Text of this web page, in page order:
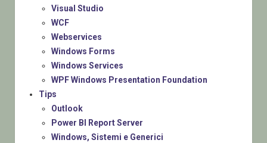
Visual Studio
WCF
Webservices
Windows Forms
Windows Services
WPF Windows Presentation Foundation
Tips
Outlook
Power BI Report Server
Windows, Sistemi e Generici